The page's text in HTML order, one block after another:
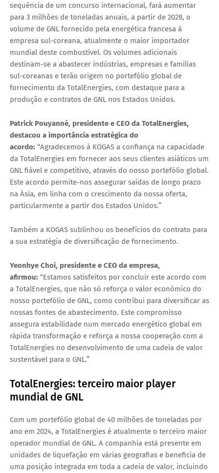
sequência de um concurso internacional, fará aumentar
para 3 milhões de toneladas anuais, a partir de 2028, o
volume de GNL fornecido pela energética francesa à
empresa sul-coreana, atualmente o maior importador
mundial deste combustível. Os volumes adicionais
destinam-se a abastecer indústrias, empresas e famílias
sul-coreanas e terão origem no portefólio global de
fornecimento da TotalEnergies, com destaque para a
produção e contratos de GNL nos Estados Unidos.
Patrick Pouyanné, presidente e CEO da TotalEnergies,
destacou a importância estratégica do
acordo: “Agradecemos à KOGAS a confiança na capacidade
da TotalEnergies em fornecer aos seus clientes asiáticos um
GNL fiável e competitivo, através do nosso portefólio global.
Este acordo permite-nos assegurar saídas de longo prazo
na Ásia, em linha com o crescimento da nossa oferta,
particularmente a partir dos Estados Unidos.”
Também a KOGAS sublinhou os benefícios do contrato para
a sua estratégia de diversificação de fornecimento.
Yeonhye Choi, presidente e CEO da empresa,
afirmou: “Estamos satisfeitos por concluir este acordo com
a TotalEnergies, que não só reforça o valor económico do
nosso portefólio de GNL, como contribui para diversificar as
nossas fontes de abastecimento. Este compromisso
assegura estabilidade num mercado energético global em
rápida transformação e reforça a nossa cooperação com a
TotalEnergies no desenvolvimento de uma cadeia de valor
sustentável para o GNL.”
TotalEnergies: terceiro maior player
mundial de GNL
Com um portefólio global de 40 milhões de toneladas por
ano em 2024, a TotalEnergies é atualmente o terceiro maior
operador mundial de GNL. A companhia está presente em
unidades de liquefação em várias geografias e beneficia de
uma posição integrada em toda a cadeia de valor, incluindo